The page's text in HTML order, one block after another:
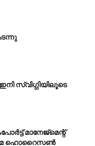
സ്വിഗ്ഗിയിലൂടെ
മാനേജ്മെന്റ്
ഹൊറൈസൺ